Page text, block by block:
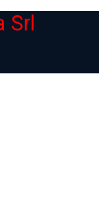
Srl